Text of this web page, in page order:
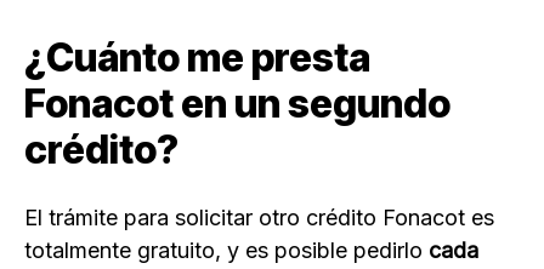
¿Cuánto me presta
Fonacot en un segundo
crédito?
El trámite para solicitar otro crédito Fonacot es
totalmente gratuito, y es posible pedirlo cada